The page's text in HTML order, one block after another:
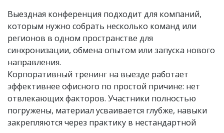
Выездная конференция подходит для компаний,
которым нужно собрать несколько команд или
регионов в одном пространстве для
синхронизации, обмена опытом или запуска нового
направления.
Корпоративный тренинг на выезде работает
эффективнее офисного по простой причине: нет
отвлекающих факторов. Участники полностью
погружены, материал усваивается глубже, навыки
закрепляются через практику в нестандартной